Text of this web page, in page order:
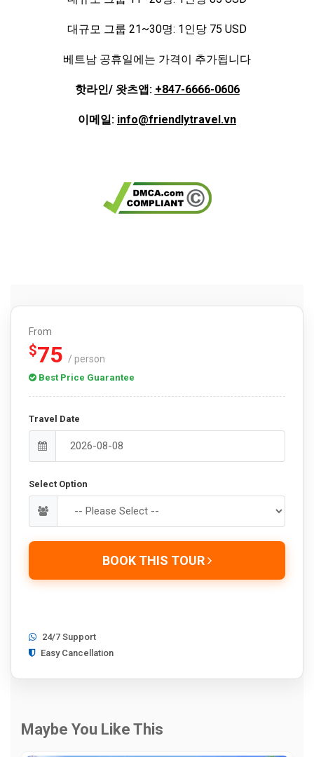
대규모 그룹 21~30명: 1인당 75 USD
베트남 공휴일에는 가격이 추가됩니다
핫라인/ 왓츠앱: +847-6666-0606
이메일: info@friendlytravel.vn
From
$75 / person
Best Price Guarantee
Travel Date
Select Option
BOOK THIS TOUR
24/7 Support
Easy Cancellation
Maybe You Like This